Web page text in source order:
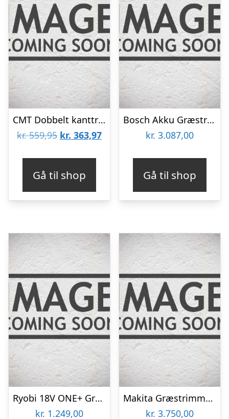
CMT Dobbelt kanttrimmer CMT – DET-001
kr.559,95 Den
kr. 559,95.
kr. 363,97Den
kr. 363,97.
Gå til shop
Bosch Akku Græstrimmer Adv 33cm 36v 2,0ah – 06008C1K00
kr. 3.087,00
Gå til shop
Ryobi 18V ONE+ Græstrimmer – RY18LT33A-0
kr. 1.249,00
Makita Græstrimmer 2x18v – DUR368LZ
kr. 3.750,00